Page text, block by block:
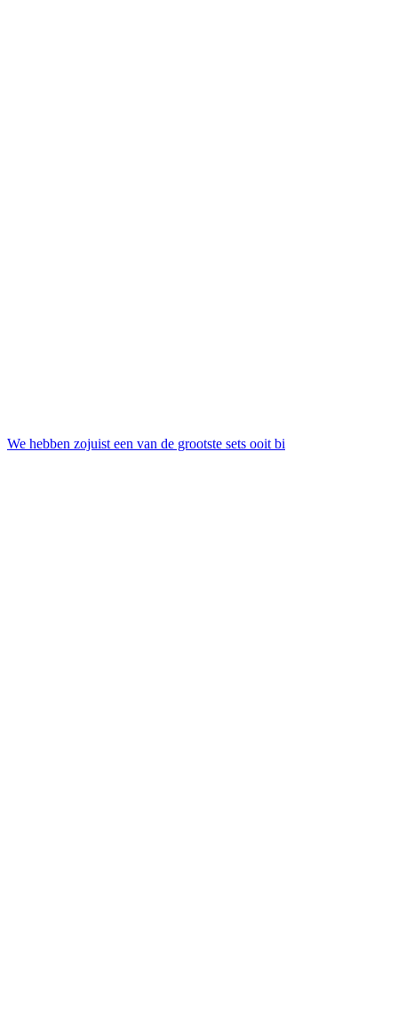
We hebben zojuist een van de grootste sets ooit bi